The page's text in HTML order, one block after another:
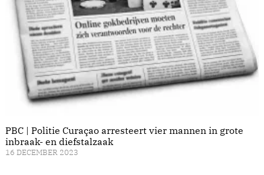
PBC | Politie Curaçao arresteert vier mannen in grote
inbraak- en diefstalzaak
16 DECEMBER 2023